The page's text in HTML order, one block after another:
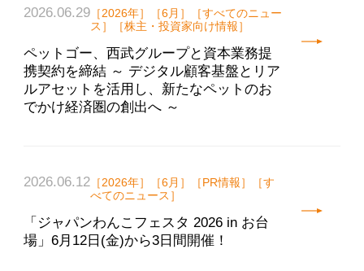
2026.06.29［2026年］［6月］［すべてのニュー
ス］［株主・投資家向け情報］
ペットゴー、西武グループと資本業務提
携契約を締結 ～ デジタル顧客基盤とリア
ルアセットを活用し、新たなペットのお
でかけ経済圏の創出へ ～
2026.06.12［2026年］［6月］［PR情報］［す
べてのニュース］
「ジャパンわんこフェスタ 2026 in お台
場」6月12日(金)から3日間開催！